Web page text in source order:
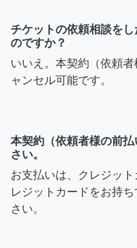
チケットの依頼相談を
のですか？
いいえ。本契約（依頼
ャンセル可能です。
本契約（依頼者様の前
さい。
お支払いは、クレジッ
レジットカードをお持
さい。